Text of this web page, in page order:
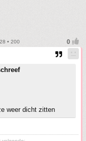
• 200
weer dicht zitten